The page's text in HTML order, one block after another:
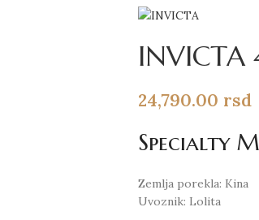
INVICTA
24,790.00 rsd
Specialty
Zemlja porekla: Kina
Uvoznik: Lolita